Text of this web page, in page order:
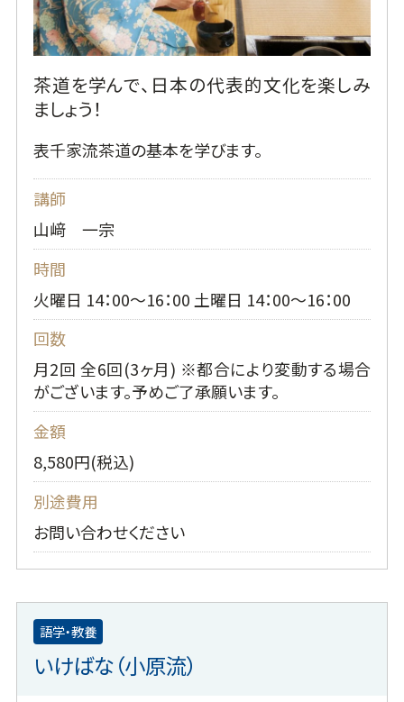
茶道を学んで、日本の代表的文化を楽しみ
ましょう！
表千家流茶道の基本を学びます。
講師
山﨑 一宗
時間
火曜日 14：00～16：00 土曜日 14：00～16：00
回数
月2回 全6回(3ヶ月) ※都合により変動する場合
がございます。予めご了承願います。
金額
8,580円(税込)
別途費用
お問い合わせください
いけばな（小原流）
語学・教養